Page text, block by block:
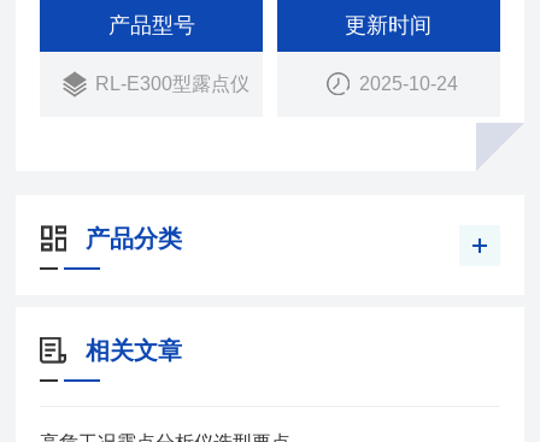
产品型号
RL-E300型露点仪
更新时间
2025-10-24
产品分类
相关文章